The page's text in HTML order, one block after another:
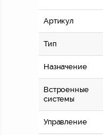
Артикул
Тип
Назначение
Встроенные
системы
Управление